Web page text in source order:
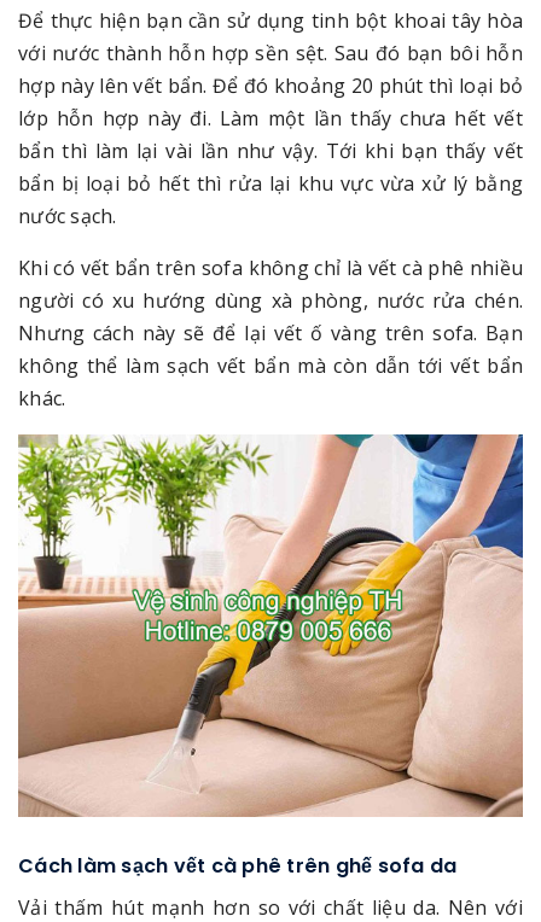
Để thực hiện bạn cần sử dụng tinh bột khoai tây hòa
với nước thành hỗn hợp sền sệt. Sau đó bạn bôi hỗn
hợp này lên vết bẩn. Để đó khoảng 20 phút thì loại bỏ
lớp hỗn hợp này đi. Làm một lần thấy chưa hết vết
bẩn thì làm lại vài lần như vậy. Tới khi bạn thấy vết
bẩn bị loại bỏ hết thì rửa lại khu vực vừa xử lý bằng
nước sạch.
Khi có vết bẩn trên sofa không chỉ là vết cà phê nhiều
người có xu hướng dùng xà phòng, nước rửa chén.
Nhưng cách này sẽ để lại vết ố vàng trên sofa. Bạn
không thể làm sạch vết bẩn mà còn dẫn tới vết bẩn
khác.
Cách làm sạch vết cà phê trên ghế sofa da
Vải thấm hút mạnh hơn so với chất liệu da. Nên với